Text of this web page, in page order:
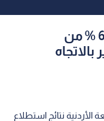
"الدراسات الاستراتيجية": 66 % من
بالاتجاه
الأردنية نتائج استطلاع